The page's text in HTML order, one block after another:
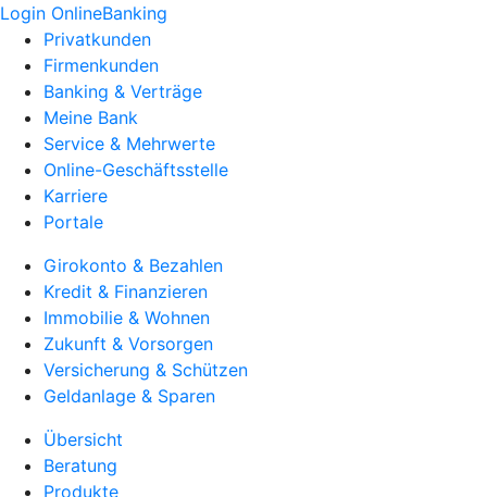
Login OnlineBanking
Privatkunden
Firmenkunden
Banking & Verträge
Meine Bank
Service & Mehrwerte
Online-Geschäftsstelle
Karriere
Portale
Girokonto & Bezahlen
Kredit & Finanzieren
Immobilie & Wohnen
Zukunft & Vorsorgen
Versicherung & Schützen
Geldanlage & Sparen
Übersicht
Beratung
Produkte